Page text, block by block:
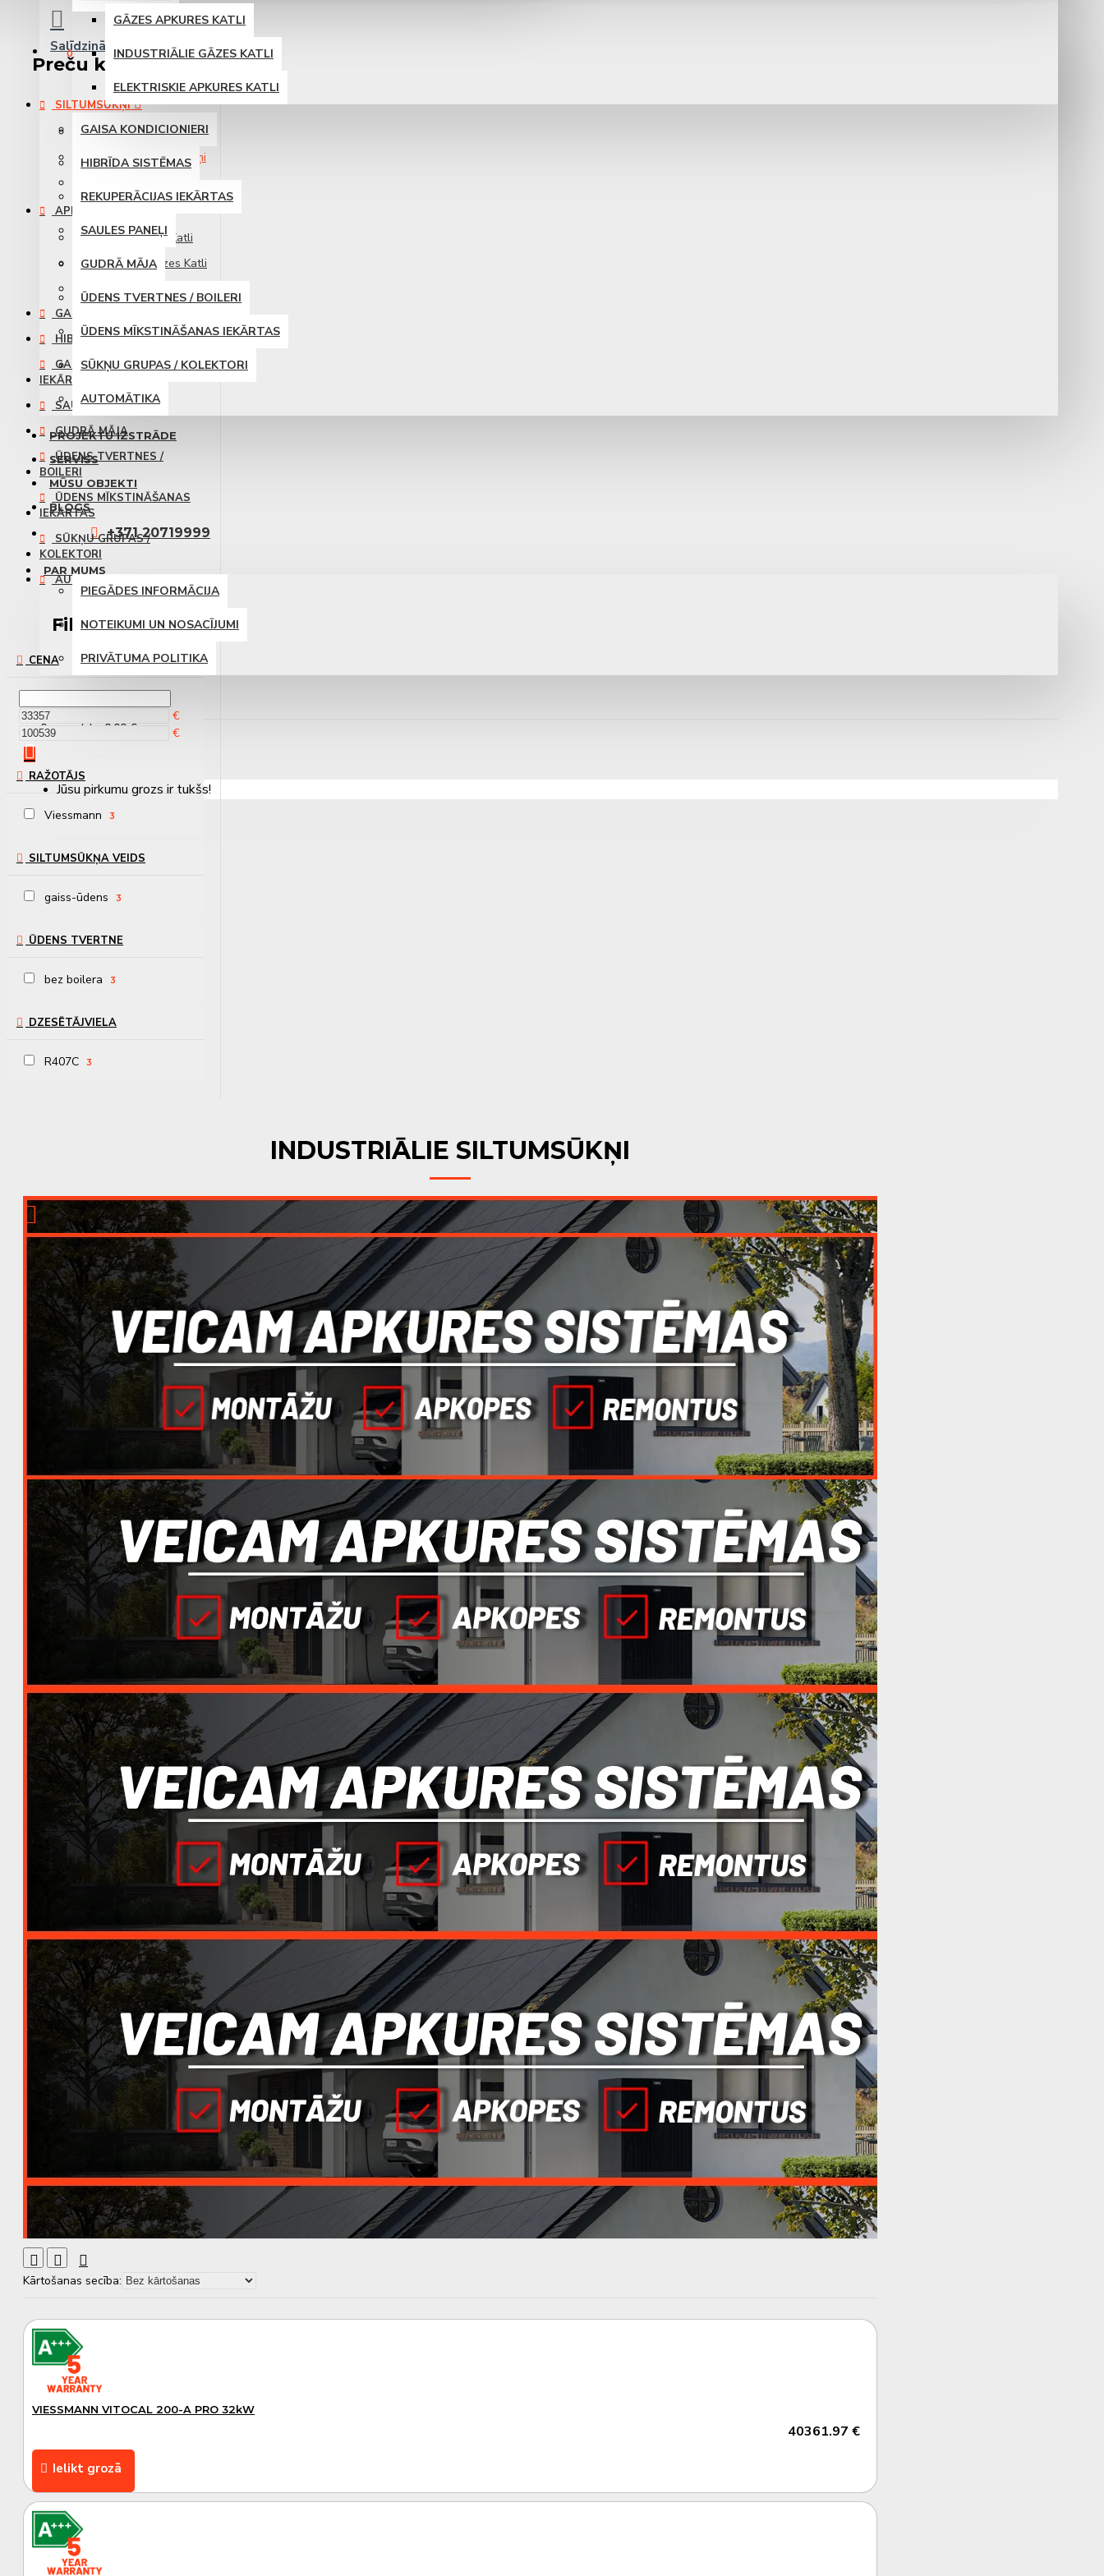
Salīdzināt Produktu salīdzināšana
0
GĀZES APKURES KATLI
INDUSTRIĀLIE GĀZES KATLI
ELEKTRISKIE APKURES KATLI
GAISA KONDICIONIERI
HIBRĪDA SISTĒMAS
REKUPERĀCIJAS IEKĀRTAS
SAULES PANEĻI
GUDRĀ MĀJA
ŪDENS TVERTNES / BOILERI
ŪDENS MĪKSTINĀŠANAS IEKĀRTAS
SŪKŅU GRUPAS / KOLEKTORI
AUTOMĀTIKA
PROJEKTU IZSTRĀDE
SERVISS
MŪSU OBJEKTI
BLOGS
+371 20719999
PAR MUMS
PIEGĀDES INFORMĀCIJA
NOTEIKUMI UN NOSACĪJUMI
PRIVĀTUMA POLITIKA
KONTAKTI
0 prece(s) - 0.00 €
Jūsu pirkumu grozs ir tukšs!
Preču katalogs
SILTUMSŪKŅI
Gaisa siltumsūkņi
Industriālie siltumsūkņi
APKURES KATLI
Gāzes Apkures Katli
Industriālie Gāzes Katli
Elektriskie Apkures Katli
GAISA KONDICIONIERI
HIBRĪDA SISTĒMAS
GAISA REKUPERĀCIJAS
IEKĀRTAS
SAULES PANEĻI
GUDRĀ MĀJA
ŪDENS TVERTNES /
BOILERI
ŪDENS MĪKSTINĀŠANAS
IEKĀRTAS
SŪKŅU GRUPAS /
KOLEKTORI
AUTOMĀTIKA
Filtrs Notīrīt
CENA
€
€
RAŽOTĀJS
Viessmann 3
SILTUMSŪKŅA VEIDS
gaiss-ūdens 3
ŪDENS TVERTNE
bez boilera 3
DZESĒTĀJVIELA
R407C 3
INDUSTRIĀLIE SILTUMSŪKŅI
Kārtošanas secība:
A++
LABEL
VIESSMANN VITOCAL 200-A PRO 32kW
40361.97 €
Ielikt grozā
A++
LABEL